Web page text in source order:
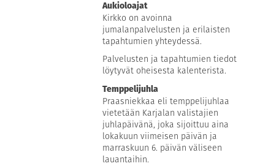
Aukioloajat
Kirkko on avoinna
jumalanpalvelusten ja erilaisten
tapahtumien yhteydessä.
Palvelusten ja tapahtumien tiedot
löytyvät oheisesta kalenterista.
Temppelijuhla
Praasniekkaa eli temppelijuhlaa
vietetään Karjalan valistajien
juhlapäivänä, joka sijoittuu aina
lokakuun viimeisen päivän ja
marraskuun 6. päivän väliseen
lauantaihin.